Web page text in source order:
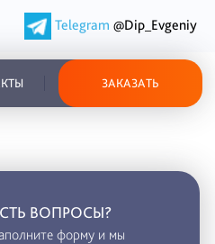
Telegram @Dip_Evgeniy
ЗАКАЗАТЬ
ВОПРОСЫ?
форму и мы